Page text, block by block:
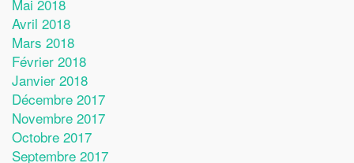
Mai 2018
Avril 2018
Mars 2018
Février 2018
Janvier 2018
Décembre 2017
Novembre 2017
Octobre 2017
Septembre 2017